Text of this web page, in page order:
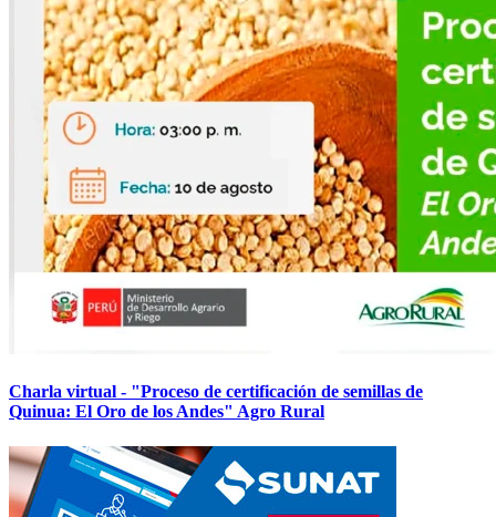
Charla virtual - "Proceso de certificación de semillas de
Quinua: El Oro de los Andes" Agro Rural